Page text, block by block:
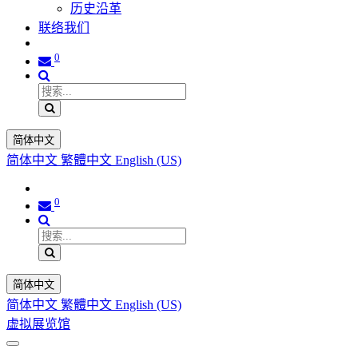
历史沿革
联络我们
0
简体中文
简体中文 繁體中文 English (US)
0
简体中文
简体中文 繁體中文 English (US)
虚拟展览馆